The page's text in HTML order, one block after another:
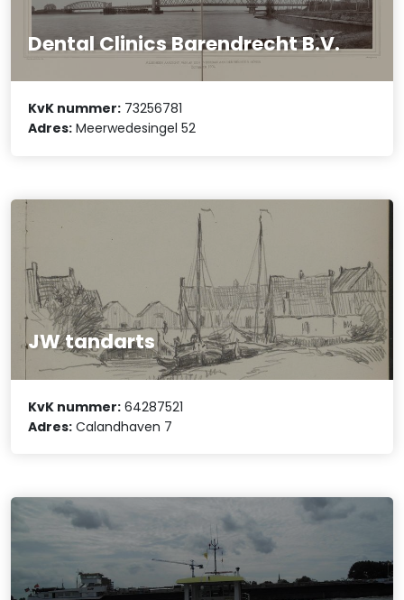
Dental Clinics Barendrecht B.V.
KvK nummer: 73256781
Adres: Meerwedesingel 52
JW tandarts
KvK nummer: 64287521
Adres: Calandhaven 7